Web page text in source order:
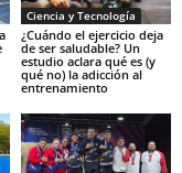
Ciencia y Tecnología
¿Cuándo el ejercicio deja
de ser saludable? Un
estudio aclara qué es (y
qué no) la adicción al
entrenamiento